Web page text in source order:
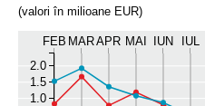
(valori în milioane EUR)
FEB MARAPR MAI IUN IUL
1.0
1.5
2.0